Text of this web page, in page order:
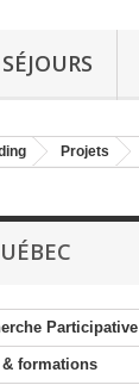
Projets
Participative
formations